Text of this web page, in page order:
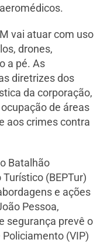
vai atuar com uso
drones,
a pé. As
diretrizes dos
da corporação,
de áreas
aos crimes contra
Batalhão
(BEPTur)
e ações
Pessoa,
segurança prevê o
(VIP)